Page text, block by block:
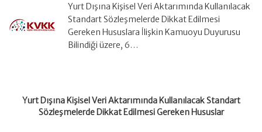
Sözleşmelerde
Dikkat
Edilmesi
Gereken
Hususlar
Yurt Dışına Kişisel Veri Aktarımında Kullanılacak
Standart Sözleşmelerde Dikkat Edilmesi
Gereken Hususlara İlişkin Kamuoyu Duyurusu
Bilindiği üzere, 6…
Yurt Dışına Kişisel Veri Aktarımında Kullanılacak Standart
Sözleşmelerde Dikkat Edilmesi Gereken Hususlar